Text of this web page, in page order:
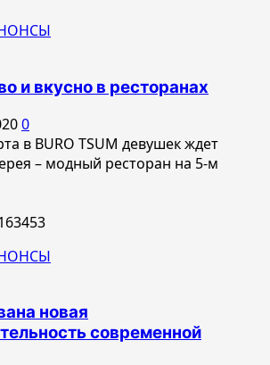
и вкусно в ресторанах
0
в BURO TSUM девушек ждет
– модный ресторан на 5-м
новая
современной